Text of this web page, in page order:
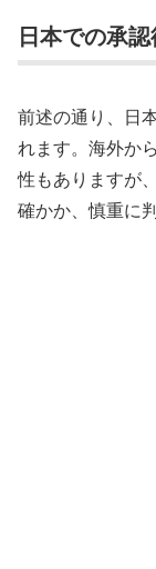
日本での承
前述の通り、日
れます。海外か
性もありますが
確かか、慎重に